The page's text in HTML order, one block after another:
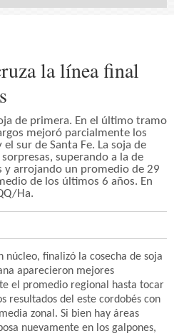
la línea final
de primera. En el último tramo
mejoró parcialmente los
sur de Santa Fe. La soja de
superando a la de
y arrojando un promedio de 29
de los últimos 6 años. En
Ha.
finalizó la cosecha de soja
aparecieron mejores
el promedio regional hasta tocar
resultados del este cordobés con
zonal. Si bien hay áreas
nuevamente en los galpones,